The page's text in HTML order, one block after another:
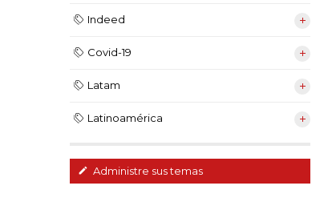
Indeed
Covid-19
Latam
Latinoamérica
Administre sus temas